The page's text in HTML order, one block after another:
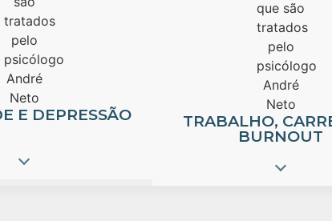
E DEPRESSÃO
TRABALHO,
BURNOUT